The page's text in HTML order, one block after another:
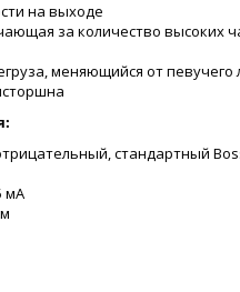
на выходе
за количество высоких
меняющийся от певучего
стандартный
мА